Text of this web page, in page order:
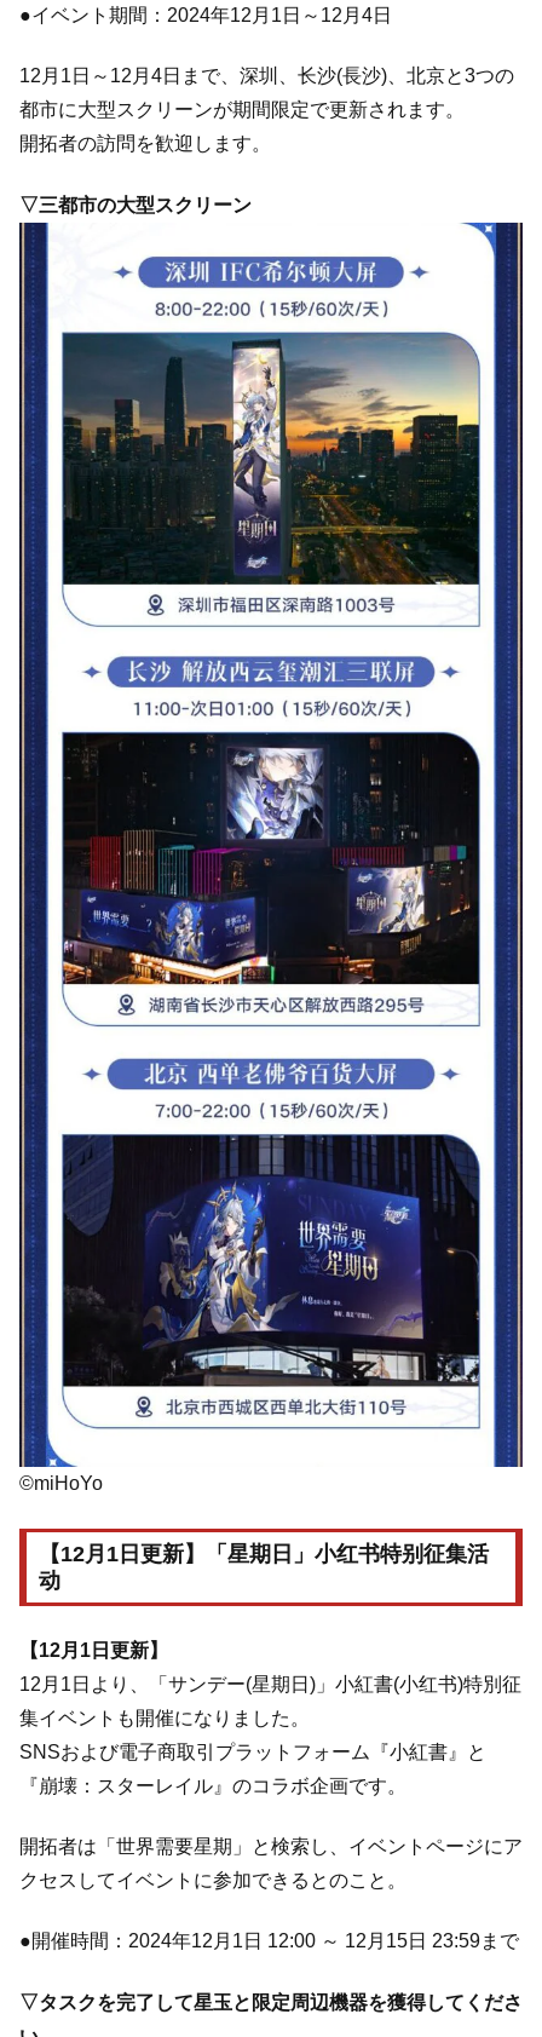
●イベント期間：2024年12月1日～12月4日
12月1日～12月4日まで、深圳、长沙(長沙)、北京と3つの
都市に大型スクリーンが期間限定で更新されます。
開拓者の訪問を歓迎します。
▽三都市の大型スクリーン
©miHoYo
【12月1日更新】「星期日」小红书特别征集活
动
【12月1日更新】
12月1日より、「サンデー(星期日)」小紅書(小红书)特別征
集イベントも開催になりました。
SNSおよび電子商取引プラットフォーム『小紅書』と
『崩壊：スターレイル』のコラボ企画です。
開拓者は「世界需要星期」と検索し、イベントページにア
クセスしてイベントに参加できるとのこと。
●開催時間：2024年12月1日 12:00 ～ 12月15日 23:59まで
▽タスクを完了して星玉と限定周辺機器を獲得してくださ